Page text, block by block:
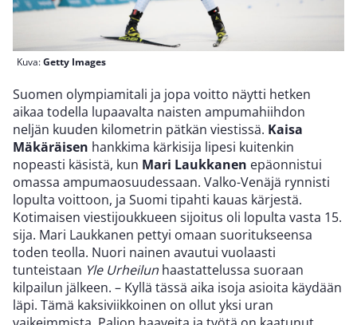
Kuva:Getty Images
Suomen olympiamitali ja jopa voitto näytti hetken
aikaa todella lupaavalta naisten ampumahiihdon
neljän kuuden kilometrin pätkän viestissä. Kaisa
Mäkäräisen hankkima kärkisija lipesi kuitenkin
nopeasti käsistä, kun Mari Laukkanen epäonnistui
omassa ampumaosuudessaan. Valko-Venäjä rynnisti
lopulta voittoon, ja Suomi tipahti kauas kärjestä.
Kotimaisen viestijoukkueen sijoitus oli lopulta vasta 15.
sija. Mari Laukkanen pettyi omaan suoritukseensa
toden teolla. Nuori nainen avautui vuolaasti
tunteistaan Yle Urheilun haastattelussa suoraan
kilpailun jälkeen. – Kyllä tässä aika isoja asioita käydään
läpi. Tämä kaksiviikkoinen on ollut yksi uran